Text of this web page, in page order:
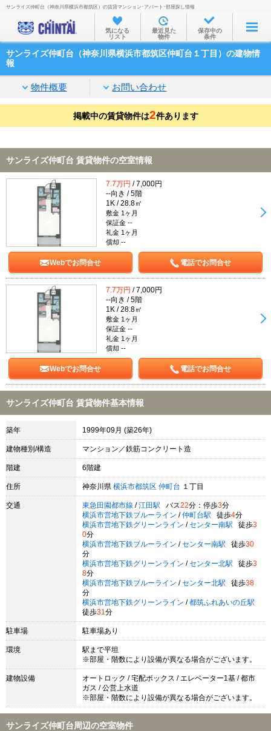
お部屋を探す
沿線・駅から
家賃相場から
通勤通学時間から
物件特集から
不動産会社から
TOP
サンライズ仲町台（神奈川県横浜市都筑区）の賃貸マンション･アパート･部屋探し情報
気になる
リスト
最近見た
物件
保存中の
条件
サンライズ仲町台（神奈川県横浜市都筑区仲町台１丁目）の建物情
報
物件概要 お問い合わせ
掲載中の賃貸物件は2件あります
サンライズ仲町台 賃貸物件の空室情報
7.7万円 / 7,000円
--向き / 5階
1K / 28.8㎡
敷金 1ヶ月
保証金 --
礼金 1ヶ月
償却 --
Webでお問合せ 電話でお問合せ
7.7万円 / 7,000円
--向き / 5階
1K / 28.8㎡
敷金 1ヶ月
保証金 --
礼金 1ヶ月
償却 --
Webでお問合せ 電話でお問合せ
サンライズ仲町台 賃貸物件基本情報
築年 1999年09月 (築26年)
建物種別/構造 マンション／鉄筋コンクリート造
階建 6階建
住所 神奈川県 横浜市都筑区 仲町台 １丁目
交通 東急田園都市線 / 江田駅 バス22分：停歩3分
横浜市営地下鉄ブルーライン / 仲町台駅 徒歩4分
横浜市営地下鉄グリーンライン / センター南駅 徒歩3
0分
横浜市営地下鉄ブルーライン / センター南駅 徒歩30
分
横浜市営地下鉄グリーンライン / センター北駅 徒歩3
8分
横浜市営地下鉄ブルーライン / センター北駅 徒歩38
分
横浜市営地下鉄グリーンライン / 都筑ふれあいの丘駅
徒歩31 分
駐車場 駐車場あり
環境
駅まで平坦
※部屋・階数により設備が異なる場合がございます。
建物設備
オートロック / 宅配ボックス / エレベーター1基 / 都市
ガス / 公営上水道
※部屋・階数により設備が異なる場合がございます。
サンライズ仲町台周辺の空室物件